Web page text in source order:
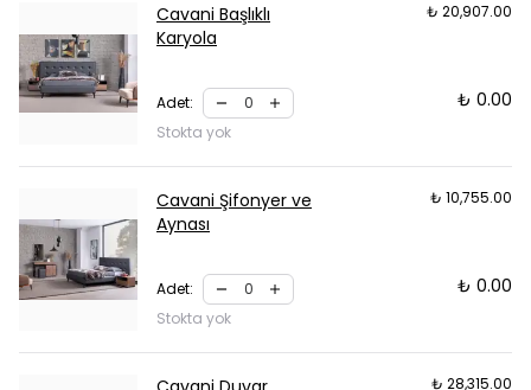
Cavani Başlıklı
Karyola
₺ 20,907.00
Adet: ₺ 0.00
Stokta yok
Cavani Şifonyer ve
Aynası
₺ 10,755.00
Adet: ₺ 0.00
Stokta yok
₺ 28,315.00